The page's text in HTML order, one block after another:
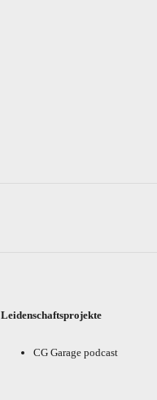
Leidenschaftsprojekte
CG Garage podcast